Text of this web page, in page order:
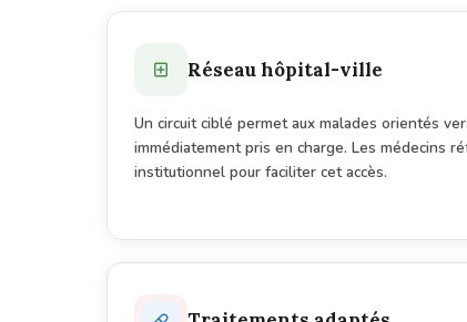
Réseau hôpital-ville
Un circuit ciblé permet aux malades orientés
immédiatement pris en charge. Les médecins
institutionnel pour faciliter cet accès.